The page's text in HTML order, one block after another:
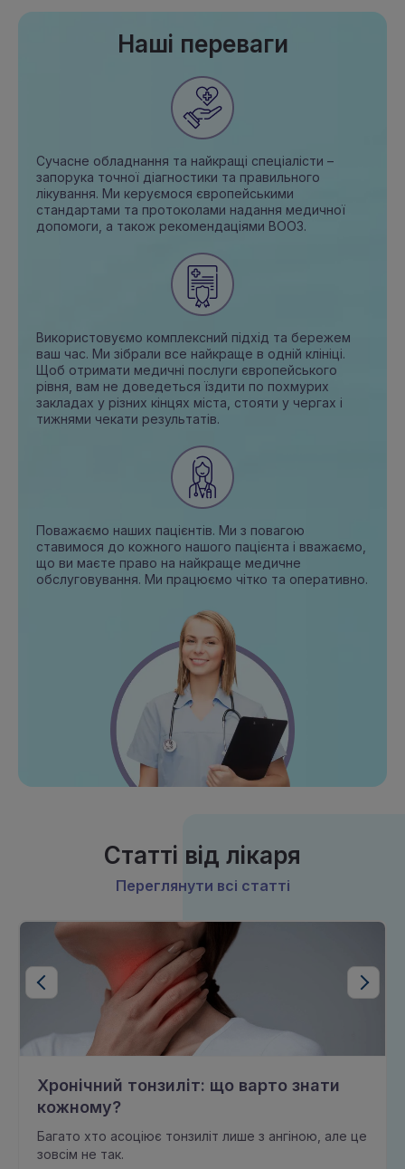
Наші переваги
Сучасне обладнання та найкращі спеціалісти –
запорука точної діагностики та правильного
лікування. Ми керуємося європейськими
стандартами та протоколами надання медичної
допомоги, а також рекомендаціями ВООЗ.
Використовуємо комплексний підхід та бережем
ваш час. Ми зібрали все найкраще в одній клініці.
Щоб отримати медичні послуги європейського
рівня, вам не доведеться їздити по похмурих
закладах у різних кінцях міста, стояти у чергах і
тижнями чекати результатів.
Поважаємо наших пацієнтів. Ми з повагою
ставимося до кожного нашого пацієнта і вважаємо,
що ви маєте право на найкраще медичне
обслуговування. Ми працюємо чітко та оперативно.
Статті від лікаря
Переглянути всі статті
Хронічний тонзиліт: що варто знати
кожному?
Багато хто асоціює тонзиліт лише з ангіною, але це
зовсім не так.